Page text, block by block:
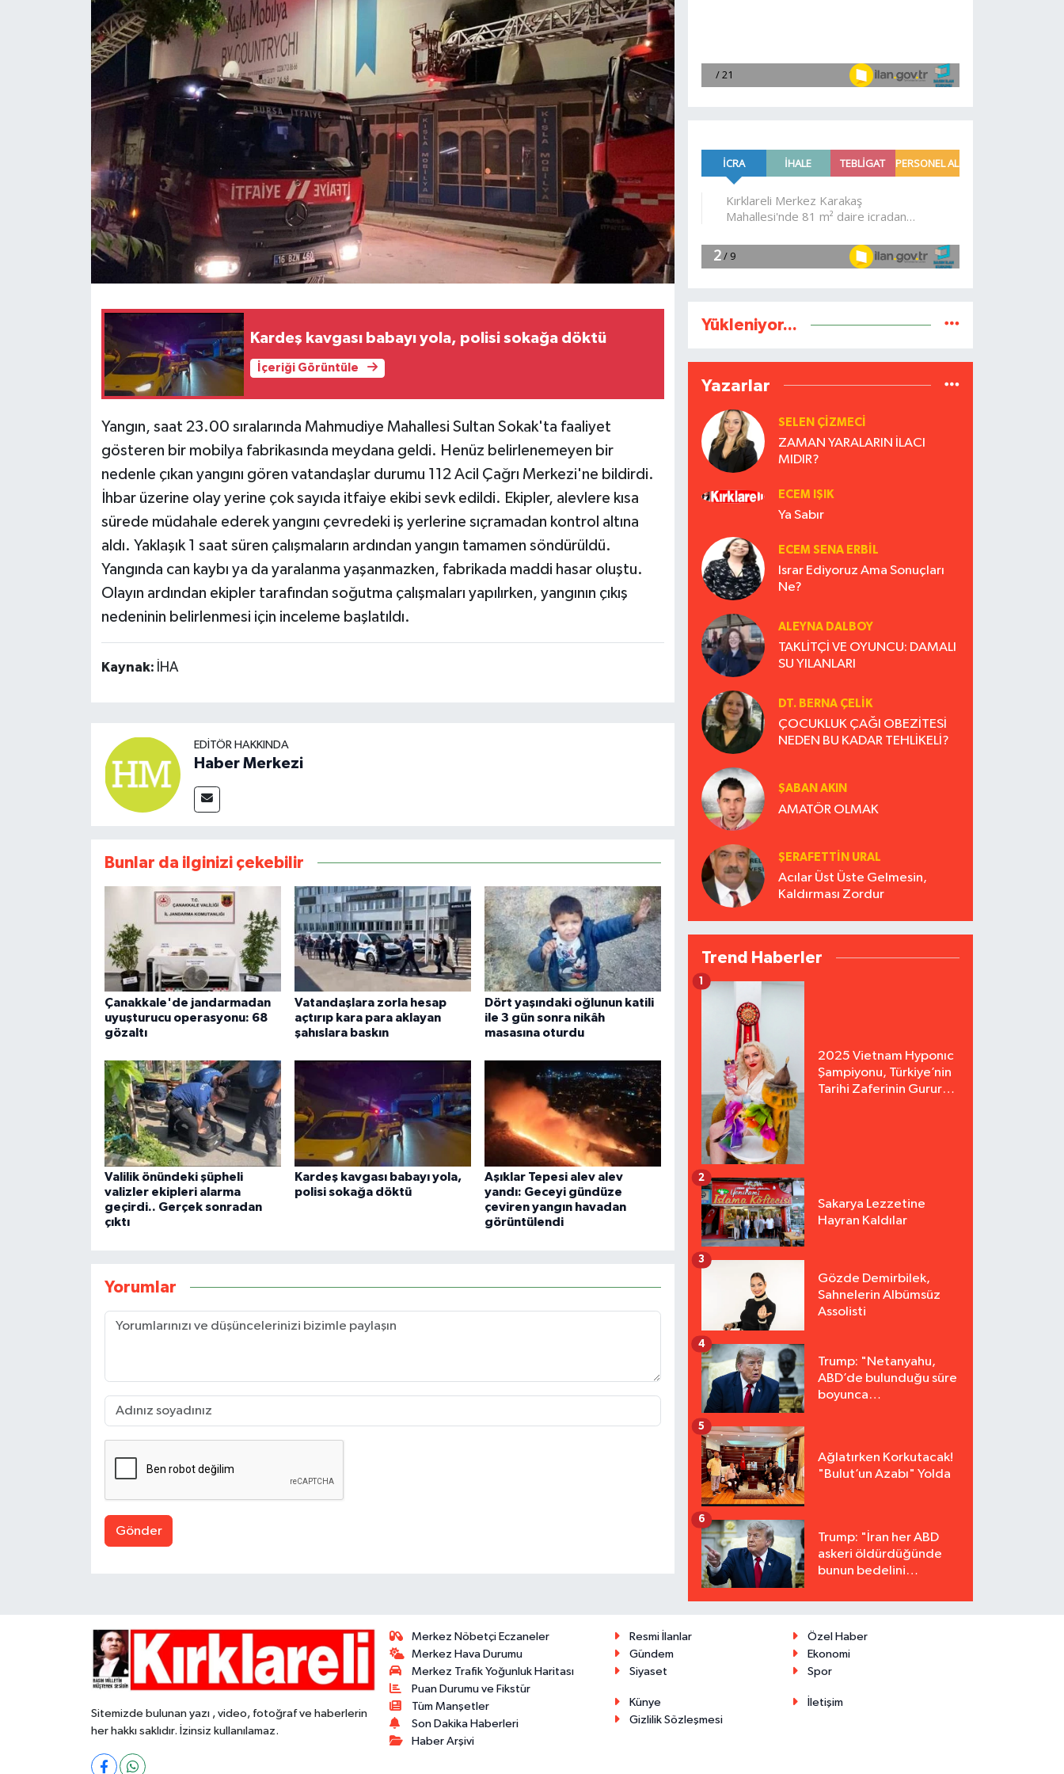
Kardeş kavgası babayı yola, polisi sokağa döktü
İçeriği Görüntüle
Yangın, saat 23.00 sıralarında Mahmudiye Mahallesi Sultan Sokak'ta faaliyet
gösteren bir mobilya fabrikasında meydana geldi. Henüz belirlenemeyen bir
nedenle çıkan yangını gören vatandaşlar durumu 112 Acil Çağrı Merkezi'ne bildirdi.
İhbar üzerine olay yerine çok sayıda itfaiye ekibi sevk edildi. Ekipler, alevlere kısa
sürede müdahale ederek yangını çevredeki iş yerlerine sıçramadan kontrol altına
aldı. Yaklaşık 1 saat süren çalışmaların ardından yangın tamamen söndürüldü.
Yangında can kaybı ya da yaralanma yaşanmazken, fabrikada maddi hasar oluştu.
Olayın ardından ekipler tarafından soğutma çalışmaları yapılırken, yangının çıkış
nedeninin belirlenmesi için inceleme başlatıldı.
Kaynak: İHA
EDITÖR HAKKINDA
Haber Merkezi
Bunlar da ilginizi çekebilir
Çanakkale'de jandarmadan
uyuşturucu operasyonu: 68
gözaltı
Vatandaşlara zorla hesap
açtırıp kara para aklayan
şahıslara baskın
Dört yaşındaki oğlunun katili
ile 3 gün sonra nikâh
masasına oturdu
Valilik önündeki şüpheli
valizler ekipleri alarma
geçirdi.. Gerçek sonradan
çıktı
Kardeş kavgası babayı yola,
polisi sokağa döktü
Aşıklar Tepesi alev alev
yandı: Geceyi gündüze
çeviren yangın havadan
görüntülendi
Yorumlar
Gönder
Yükleniyor...
Yazarlar
SELEN ÇİZMECİ
ZAMAN YARALARIN İLACI
MIDIR?
ECEM IŞIK
Ya Sabır
ECEM SENA ERBIL
Israr Ediyoruz Ama Sonuçları
Ne?
ALEYNA DALBOY
TAKLİTÇİ VE OYUNCU: DAMALI
SU YILANLARI
DT. BERNA ÇELIK
ÇOCUKLUK ÇAĞI OBEZİTESİ
NEDEN BU KADAR TEHLİKELİ?
ŞABAN AKIN
AMATÖR OLMAK
ŞERAFETTIN URAL
Acılar Üst Üste Gelmesin,
Kaldırması Zordur
Trend Haberler
2025 Vietnam Hyponıc
Şampiyonu, Türkiye’nin
Tarihi Zaferinin Gururu
1
Sakarya Lezzetine
Hayran Kaldılar
2
Gözde Demirbilek,
Sahnelerin Albümsüz
Assolisti
3
Trump: "Netanyahu,
ABD’de bulunduğu süre
boyunca
4
Ağlatırken Korkutacak!
"Bulut’un Azabı" Yolda
5
Trump: "İran her ABD
askeri öldürdüğünde
bunun bedelini
6
Sitemizde bulunan yazı , video, fotoğraf ve haberlerin
her hakkı saklıdır. İzinsiz kullanılamaz.
Merkez Nöbetçi Eczaneler
Merkez Hava Durumu
Merkez Trafik Yoğunluk Haritası
Puan Durumu ve Fikstür
Tüm Manşetler
Son Dakika Haberleri
Haber Arşivi
Resmi İlanlar
Özel Haber
Gündem
Ekonomi
Siyaset
Spor
Künye
İletişim
Gizlilik Sözleşmesi